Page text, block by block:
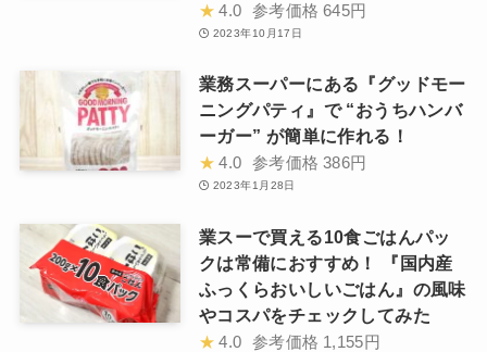
★ 4.0 参考価格 645円
2023年10月17日
業務スーパーにある『グッドモー
ニングパティ』で “おうちハンバ
ーガー” が簡単に作れる！
★ 4.0 参考価格 386円
2023年1月28日
業スーで買える10食ごはんパッ
クは常備におすすめ！ 『国内産
ふっくらおいしいごはん』の風味
やコスパをチェックしてみた
★ 4.0 参考価格 1,155円